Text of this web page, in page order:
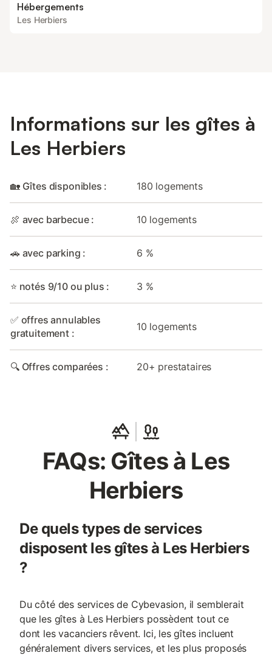
Hébergements
Les Herbiers
Informations sur les gîtes à
Les Herbiers
🏡 Gîtes disponibles : 180 logements
🍖 avec barbecue : 10 logements
🚗 avec parking : 6 %
⭐ notés 9/10 ou plus : 3 %
✅ offres annulables
gratuitement :
10 logements
🔍 Offres comparées : 20+ prestataires
FAQs: Gîtes à Les
Herbiers
De quels types de services
disposent les gîtes à Les Herbiers
?
Du côté des services de Cybevasion, il semblerait
que les gîtes à Les Herbiers possèdent tout ce
dont les vacanciers rêvent. Ici, les gîtes incluent
généralement divers services, et les plus proposés